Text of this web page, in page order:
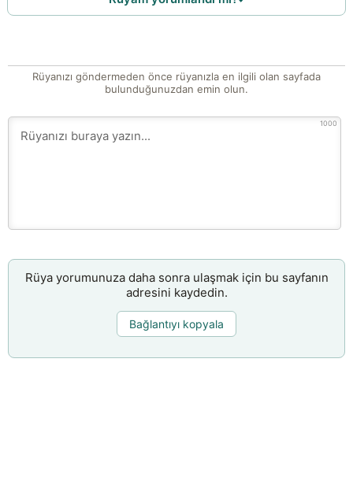
Rüyanızı göndermeden önce rüyanızla en ilgili olan sayfada
bulunduğunuzdan emin olun.
1000
Rüya yorumunuza daha sonra ulaşmak için bu sayfanın
adresini kaydedin.
Bağlantıyı kopyala